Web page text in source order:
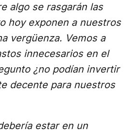
algo se rasgarán las
hoy exponen a nuestros
vergüenza. Vemos a
innecesarios en el
¿no podían invertir
decente para nuestros
estar en un